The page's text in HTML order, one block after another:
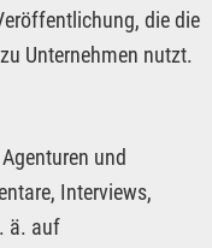
die die
Unternehmen nutzt.
und
Interviews,
ä. auf